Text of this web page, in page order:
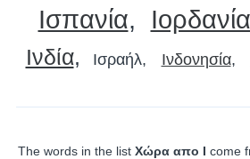
Ισπανία Ιορδανία
Ινδία
Ισραήλ Ινδονησία
The words in the list Χώρα απο Ι come